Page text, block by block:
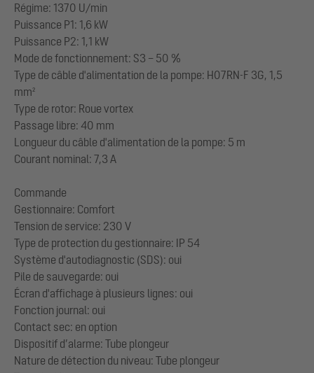
Régime: 1370 U/min
Puissance P1: 1,6 kW
Puissance P2: 1,1 kW
Mode de fonctionnement: S3 – 50 %
Type de câble d'alimentation de la pompe: H07RN-F 3G, 1,5
mm²
Type de rotor: Roue vortex
Passage libre: 40 mm
Longueur du câble d'alimentation de la pompe: 5 m
Courant nominal: 7,3 A
Commande
Gestionnaire: Comfort
Tension de service: 230 V
Type de protection du gestionnaire: IP 54
Système d'autodiagnostic (SDS): oui
Pile de sauvegarde: oui
Écran d'affichage à plusieurs lignes: oui
Fonction journal: oui
Contact sec: en option
Dispositif d’alarme: Tube plongeur
Nature de détection du niveau: Tube plongeur